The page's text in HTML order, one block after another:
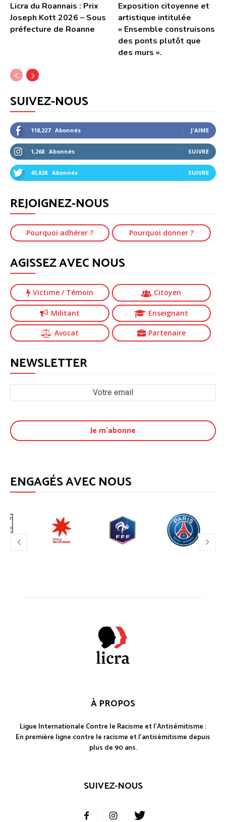
Licra du Roannais : Prix
Joseph Kott 2026 – Sous
préfecture de Roanne
Exposition citoyenne et
artistique intitulée
« Ensemble construisons
des ponts plutôt que
des murs ».
SUIVEZ-NOUS
118,227 Abonnés J'AIME
1,268 Abonnés SUIVRE
43,828 Abonnés SUIVRE
REJOIGNEZ-NOUS
Pourquoi adhérer ? Pourquoi donner ?
AGISSEZ AVEC NOUS
Victime / Témoin Citoyen
Militant Enseignant
Avocat Partenaire
NEWSLETTER
ENGAGÉS AVEC NOUS
À PROPOS
Ligue Internationale Contre le Racisme et l'Antisémitisme :
En première ligne contre le racisme et l'antisémitisme depuis
plus de 90 ans.
SUIVEZ-NOUS